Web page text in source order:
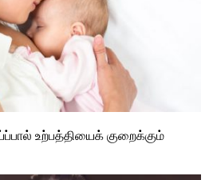
உற்பத்தியைக் குறைக்கும்